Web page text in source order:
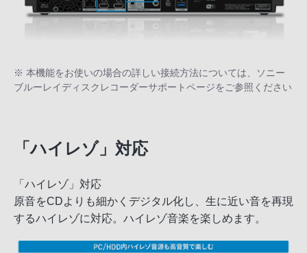
※ 本機能をお使いの場合の詳しい接続方法については、ソニー
ブルーレイディスクレコーダーサポートページ をご参照ください
「ハイレゾ」対応
「ハイレゾ」対応
原音をCDよりも細かくデジタル化し、生に近い音を再現
するハイレゾに対応。ハイレゾ音楽を楽しめます。